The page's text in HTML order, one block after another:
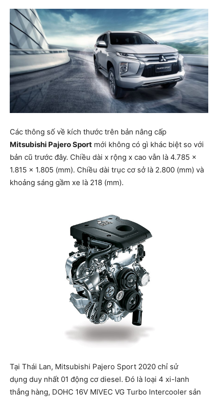
Các thông số về kích thước trên bản nâng cấp
Mitsubishi Pajero Sport mới không có gì khác biệt so với
bản cũ trước đây. Chiều dài x rộng x cao vẫn là 4.785 x
1.815 x 1.805 (mm). Chiều dài trục cơ sở là 2.800 (mm) và
khoảng sáng gầm xe là 218 (mm).
Tại Thái Lan, Mitsubishi Pajero Sport 2020 chỉ sử
dụng duy nhất 01 động cơ diesel. Đó là loại 4 xi-lanh
thẳng hàng, DOHC 16V MIVEC VG Turbo Intercooler sản